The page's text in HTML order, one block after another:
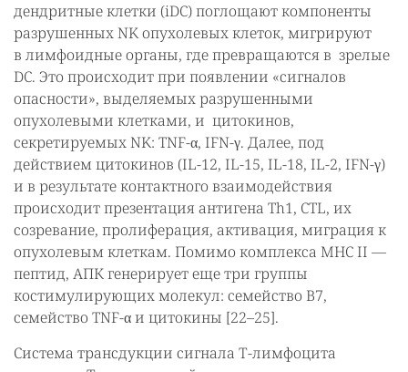
дендритные клетки (iDC) поглощают компоненты
разрушенных NK опухолевых клеток, мигрируют
в лимфоидные органы, где превращаются в зрелые
DC. Это происходит при появлении «сигналов
опасности», выделяемых разрушенными
опухолевыми клетками, и цитокинов,
секретируемых NK: TNF-α, IFN-γ. Далее, под
действием цитокинов (IL-12, IL-15, IL-18, IL-2, IFN-γ)
и в результате контактного взаимодействия
происходит презентация антигена Th1, CTL, их
созревание, пролиферация, активация, миграция к
опухолевым клеткам. Помимо комплекса MHC II —
пептид, АПК генерирует еще три группы
костимулирующих молекул: семейство B7,
семейство TNF-α и цитокины [22–25].
Система трансдукции сигнала Т-лимфоцита